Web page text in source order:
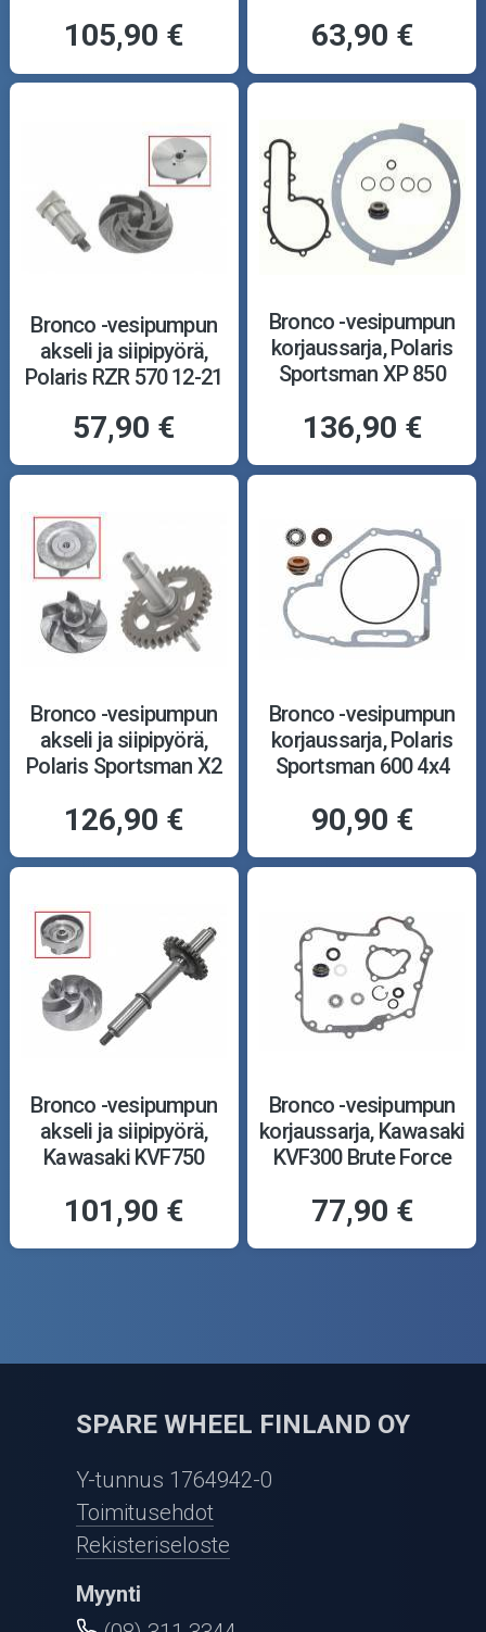
105,90 € 63,90 €
Bronco -vesipumpun
akseli ja siipipyörä,
Polaris RZR 570 12-21
57,90 €
Bronco -vesipumpun
korjaussarja, Polaris
Sportsman XP 850
136,90 €
Bronco -vesipumpun
akseli ja siipipyörä,
Polaris Sportsman X2
126,90 €
Bronco -vesipumpun
korjaussarja, Polaris
Sportsman 600 4x4
90,90 €
Bronco -vesipumpun
akseli ja siipipyörä,
Kawasaki KVF750
101,90 €
Bronco -vesipumpun
korjaussarja, Kawasaki
KVF300 Brute Force
77,90 €
SPARE WHEEL FINLAND OY
Y-tunnus 1764942-0
Toimitusehdot
Rekisteriseloste
Myynti